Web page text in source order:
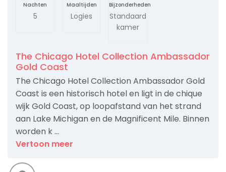
Nachten
5
Maaltijden
Logies
Bijzonderheden
Standaard
kamer
The Chicago Hotel Collection Ambassador
Gold Coast
The Chicago Hotel Collection Ambassador Gold
Coast is een historisch hotel en ligt in de chique
wijk Gold Coast, op loopafstand van het strand
aan Lake Michigan en de Magnificent Mile. Binnen
worden k ...
Vertoon meer